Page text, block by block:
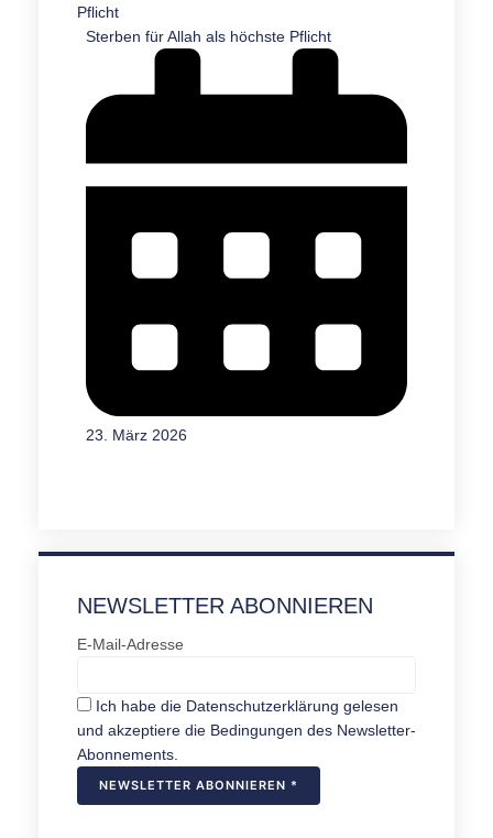
Sterben für Allah als höchste Pflicht
23. März 2026
NEWSLETTER ABONNIEREN
E-Mail-Adresse
Ich habe die Datenschutzerklärung gelesen
und akzeptiere die Bedingungen des Newsletter-
Abonnements.